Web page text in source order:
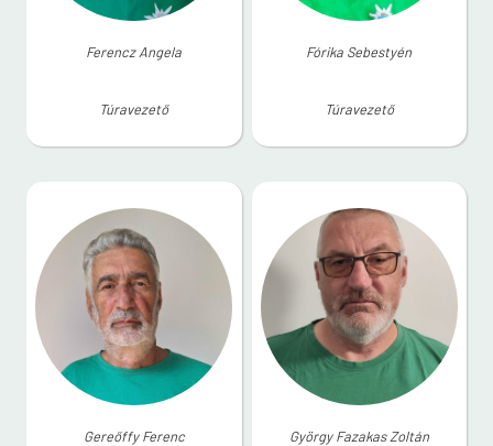
Ferencz Angela
Túravezető
Fórika Sebestyén
Túravezető
Gereőffy Ferenc György Fazakas Zoltán